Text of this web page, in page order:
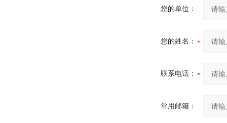
您的单位：
您的姓名：
联系电话：
常用邮箱：